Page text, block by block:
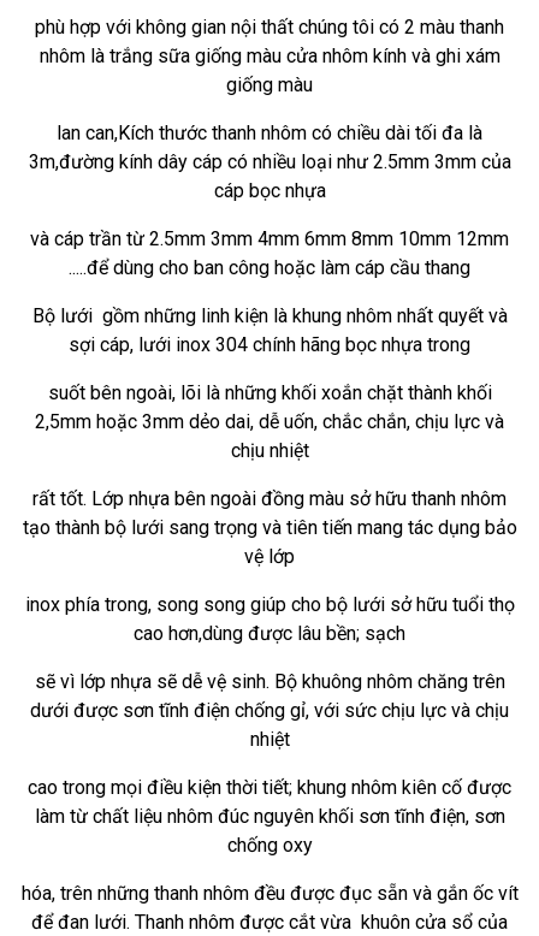
phù hợp với không gian nội thất chúng tôi có 2 màu thanh
nhôm là trắng sữa giống màu cửa nhôm kính và ghi xám
giống màu
lan can,Kích thước thanh nhôm có chiều dài tối đa là
3m,đường kính dây cáp có nhiều loại như 2.5mm 3mm của
cáp bọc nhựa
và cáp trần từ 2.5mm 3mm 4mm 6mm 8mm 10mm 12mm
.....để dùng cho ban công hoặc làm cáp cầu thang
Bộ lưới gồm nhữnglinh kiện là khungnhôm nhất quyếtvà
sợi cáp, lưới inox 304 chính hãng bọc nhựa trong
suốt bên ngoài, lõi là nhữngkhối xoắn chặt thành khối
2,5mm hoặc 3mm dẻo dai, dễ uốn, chắc chắn, chịu lực và
chịu nhiệt
rất tốt. Lớp nhựa bên ngoài đồng màu sở hữu thanh nhôm
tạo thành bộ lưới sang trọng và tiên tiến mangtác dụng bảo
vệ lớp
inox phía trong, song songgiúp cho bộ lưới sở hữutuổi thọ
cao hơn,dùng được lâu bền; sạch
sẽ vì lớp nhựa sẽ dễ vệ sinh. Bộ khuôngnhôm chăngtrên
dưới được sơn tĩnh điện chống gỉ, với sức chịu lực và chịu
nhiệt
cao trong mọi điều kiện thời tiết; khung nhôm kiên cố được
làmtừ chất liệu nhôm đúc nguyên khối sơn tĩnh điện, sơn
chống oxy
hóa, trên nhữngthanh nhôm đều được đục sẵn và gắn ốc vít
để đan lưới. Thanh nhôm được cắt vừa khuôn cửa sổ của